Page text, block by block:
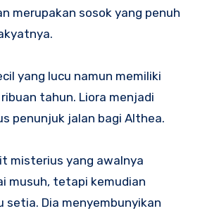
merupakan sosok yang penuh
yang lucu namun memiliki
tahun. Liora menjadi
penunjuk jalan bagi Althea.
misterius yang awalnya
musuh, tetapi kemudian
setia. Dia menyembunyikan